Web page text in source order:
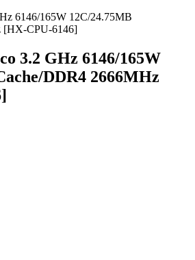
6146/165W 12C/24.75MB
[HX-CPU-6146]
3.2 GHz 6146/165W
DDR4 2666MHz